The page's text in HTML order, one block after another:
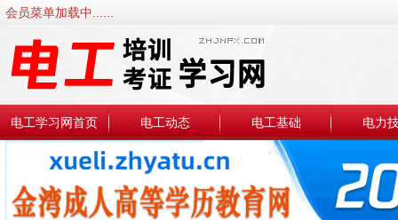
会员菜单加载中......
电工学习网首页 电工动态 电工基础 电力